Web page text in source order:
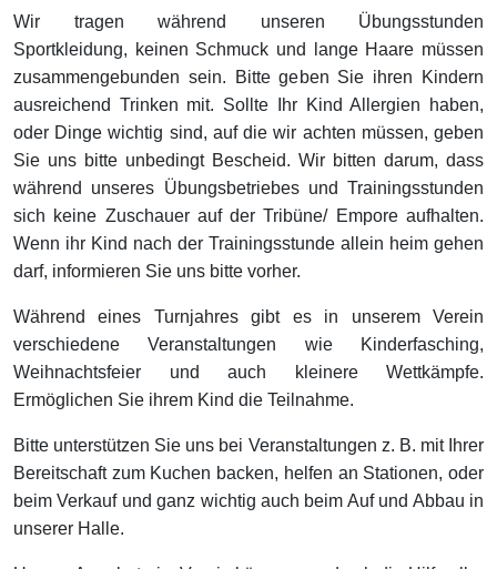
Wir tragen während unseren Übungsstunden
Sportkleidung, keinen Schmuck und lange Haare müssen
zusammengebunden sein. Bitte geben Sie ihren Kindern
ausreichend Trinken mit. Sollte Ihr Kind Allergien haben,
oder Dinge wichtig sind, auf die wir achten müssen, geben
Sie uns bitte unbedingt Bescheid. Wir bitten darum, dass
während unseres Übungsbetriebes und Trainingsstunden
sich keine Zuschauer auf der Tribüne/ Empore aufhalten.
Wenn ihr Kind nach der Trainingsstunde allein heim gehen
darf, informieren Sie uns bitte vorher.
Während eines Turnjahres gibt es in unserem Verein
verschiedene Veranstaltungen wie Kinderfasching,
Weihnachtsfeier und auch kleinere Wettkämpfe.
Ermöglichen Sie ihrem Kind die Teilnahme.
Bitte unterstützen Sie uns bei Veranstaltungen z. B. mit Ihrer
Bereitschaft zum Kuchen backen, helfen an Stationen, oder
beim Verkauf und ganz wichtig auch beim Auf und Abbau in
unserer Halle.